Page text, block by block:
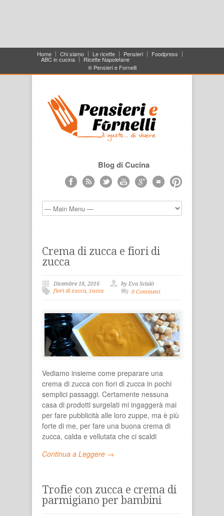
Home Chi siamo Le ricette Pensieri Foodpress
ABC in cucina
Ricette Napoletane
® Pensieri e Fornelli
Blog di Cucina
Crema di zucca e fiori di
zucca
Dicembre 18, 2016
by Eva Scialò
fiori di zucca, zucca 0 Comment
Vediamo insieme come preparare una
crema di zucca con fiori di zucca in pochi
semplici passaggi. Certamente nessuna
casa di prodotti surgelati mi ingaggerà mai
per fare pubblicità alle loro zuppe, ma è più
forte di me, per fare una buona crema di
zucca, calda e vellutata che ci scaldi
Continua a Leggere →
Trofie con zucca e crema di
parmigiano per bambini